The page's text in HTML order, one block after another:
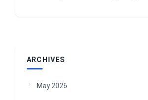
ARCHIVES
May 2026